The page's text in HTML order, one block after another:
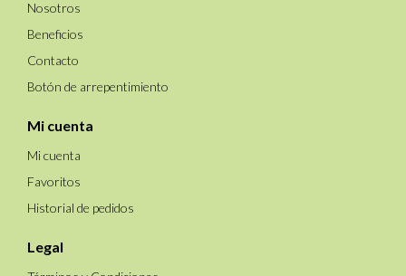
Nosotros
Beneficios
Contacto
Botón de arrepentimiento
Mi cuenta
Mi cuenta
Favoritos
Historial de pedidos
Legal